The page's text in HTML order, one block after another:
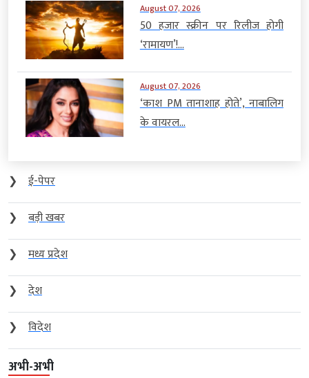
August 07, 2026
50 हजार स्क्रीन पर रिलीज होगी
‘रामायण’!...
August 07, 2026
‘काश PM तानाशाह होते’, नाबालिग
के वायरल...
❯
ई-पेपर
❯
बड़ी खबर
❯
मध्य प्रदेश
❯
देश
❯
विदेश
अभी-अभी